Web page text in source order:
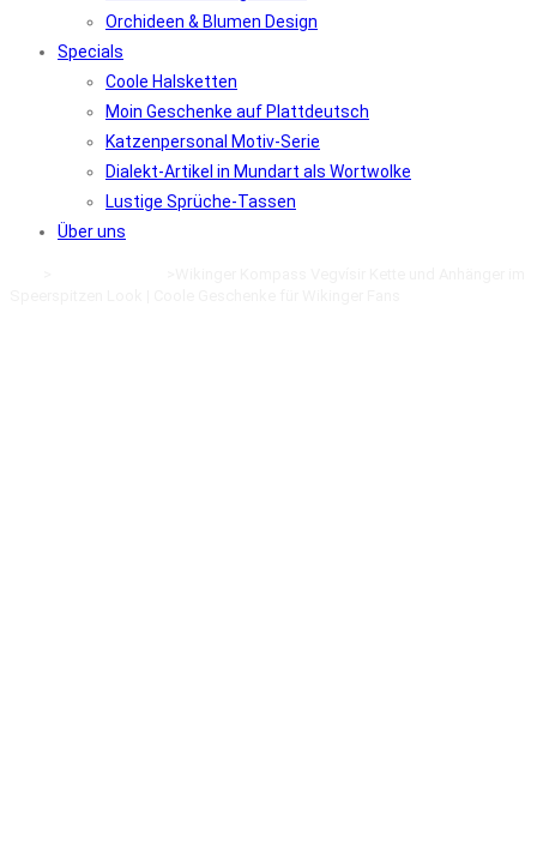
Orchideen & Blumen Design
Specials
Coole Halsketten
Moin Geschenke auf Plattdeutsch
Katzenpersonal Motiv-Serie
Dialekt-Artikel in Mundart als Wortwolke
Lustige Sprüche-Tassen
Über uns